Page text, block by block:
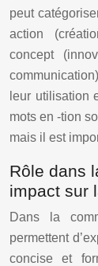
peut
action
concept
leur utilisation
mots en -tion
mais il est
Rôle dans
impact sur
Dans la
permettent
concise et